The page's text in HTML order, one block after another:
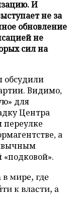
И
не за
обновление
не
сил на
обсудили
Видимо,
для
Центра
переулке
а
в мире, где
к власти, а